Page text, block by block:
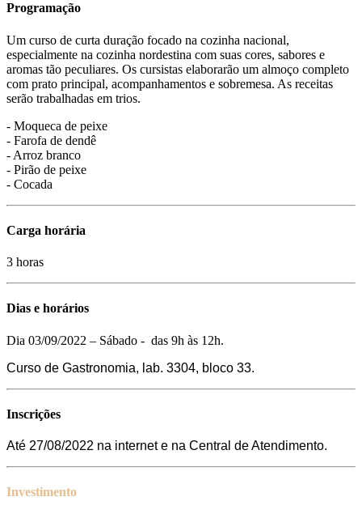
Programação
Um curso de curta duração focado na cozinha nacional,
especialmente na cozinha nordestina com suas cores, sabores e
aromas tão peculiares. Os cursistas elaborarão um almoço completo
com prato principal, acompanhamentos e sobremesa. As receitas
serão trabalhadas em trios.
- Moqueca de peixe
- Farofa de dendê
- Arroz branco
- Pirão de peixe
- Cocada
Carga horária
3 horas
Dias e horários
Dia 03/09/2022 – Sábado - das 9h às 12h.
Curso de Gastronomia, lab. 3304, bloco 33.
Inscrições
Até 27/08/2022 na internet e na Central de Atendimento.
Investimento